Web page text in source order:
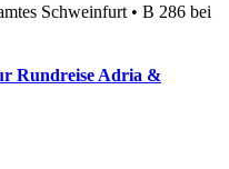
Schweinfurt • B 286 bei
Rundreise Adria &